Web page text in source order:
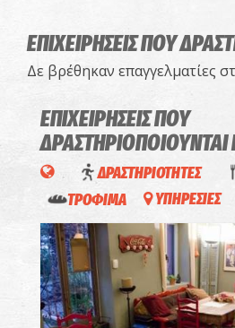
ΕΠΙΧΕΙΡΗΣΕΙΣ ΠΟΥ
Δε βρέθηκαν επαγγελματίες
ΕΠΙΧΕΙΡΗΣΕΙΣ ΠΟΥ
ΔΡΑΣΤΗΡΙΟΠΟΙΟΥΝΤΑΙ
ΔΡΑΣΤΗΡΙΟΤΗΤΕΣ
ΤΡΟΦΙΜΑ
ΥΠΗΡΕΣΙΕΣ